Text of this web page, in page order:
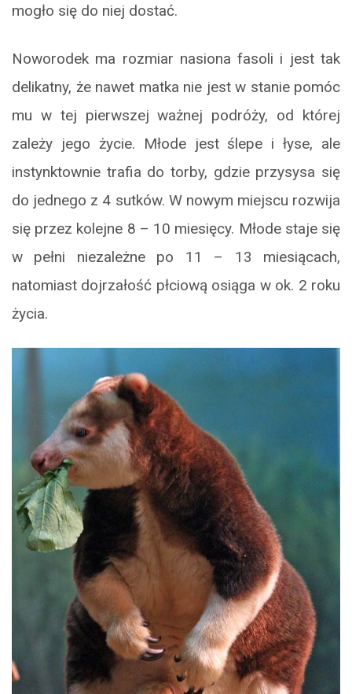
mogło się do niej dostać.
Noworodek ma rozmiar nasiona fasoli i jest tak
delikatny, że nawet matka nie jest w stanie pomóc
mu w tej pierwszej ważnej podróży, od której
zależy jego życie. Młode jest ślepe i łyse, ale
instynktownie trafia do torby, gdzie przysysa się
do jednego z 4 sutków. W nowym miejscu rozwija
się przez kolejne 8 – 10 miesięcy. Młode staje się
w pełni niezależne po 11 – 13 miesiącach,
natomiast dojrzałość płciową osiąga w ok. 2 roku
życia.